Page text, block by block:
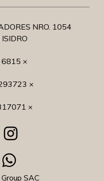
NRO. 1054
×
×
×
SAC